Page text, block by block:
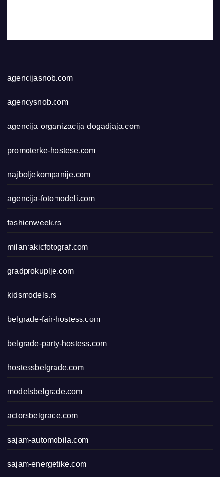
agencijasnob.com
agencysnob.com
agencija-organizacija-dogadjaja.com
promoterke-hostese.com
najboljekompanije.com
agencija-fotomodeli.com
fashionweek.rs
milanrakicfotograf.com
gradprokuplje.com
kidsmodels.rs
belgrade-fair-hostess.com
belgrade-party-hostess.com
hostessbelgrade.com
modelsbelgrade.com
actorsbelgrade.com
sajam-automobila.com
sajam-energetike.com